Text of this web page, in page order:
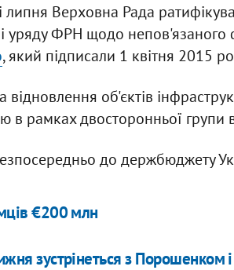
липня Верховна Рада
уряду ФРН щодо непов'язаного
, який підписали 1 квітня 2015
об'єктів
в рамках двосторонньої групи
до держбюджету
€200 млн
зустрінеться з